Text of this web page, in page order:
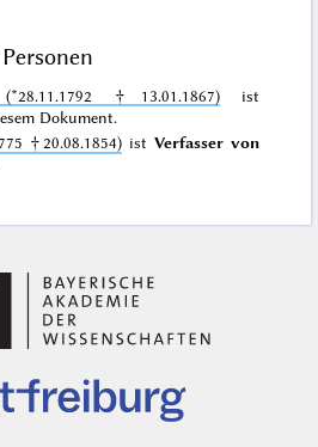
†13.01.1867)ist
Dokument.
†20.08.1854)ist Verfasser von